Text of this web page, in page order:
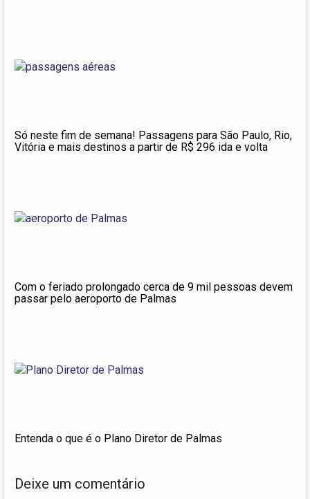
Só neste fim de semana! Passagens para São Paulo, Rio,
Vitória e mais destinos a partir de R$ 296 ida e volta
Com o feriado prolongado cerca de 9 mil pessoas devem
passar pelo aeroporto de Palmas
Entenda o que é o Plano Diretor de Palmas
Deixe um comentário